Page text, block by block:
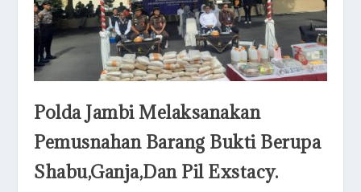
Polda Jambi Melaksanakan
Pemusnahan Barang Bukti Berupa
Shabu,Ganja,Dan Pil Exstacy.